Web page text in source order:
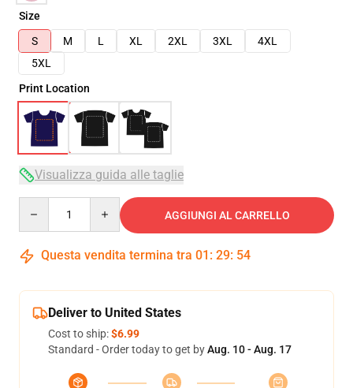
Size
S
M L XL 2XL 3XL
4XL
5XL
Print Location
Visualizza guida alle taglie
AGGIUNGI AL CARRELLO
Questa vendita termina tra 01 : 29: 54
Deliver to United States
Cost to ship:$6.99
Standard - Order today to get byAug. 10 - Aug. 17